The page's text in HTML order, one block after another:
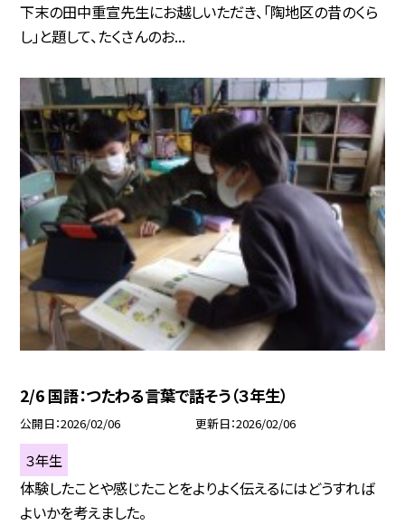
下末の田中重宣先生にお越しいただき、「陶地区の昔のくら
し」と題して、たくさんのお...
2/6 国語：つたわる言葉で話そう（３年生）
公開日 2026/02/06 更新日 2026/02/06
３年生
体験したことや感じたことをよりよく伝えるにはどうすれば
よいかを考えました。